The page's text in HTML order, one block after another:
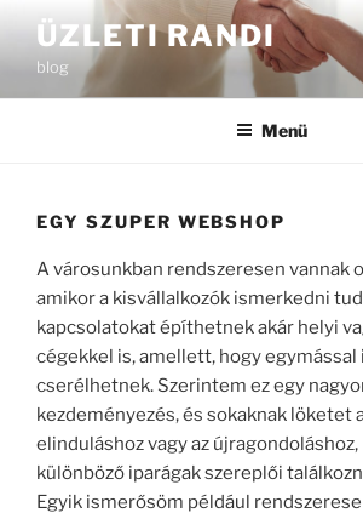
ÜZLETI RANDI
blog
Menü
EGY SZUPER WEBSHOP
A városunkban rendszeresen vannak
amikor a kisvállalkozók ismerkedni
kapcsolatokat építhetnek akár helyi
cégekkel is, amellett, hogy egymással
cserélhetnek. Szerintem ez egy
kezdeményezés, és sokaknak löketet
elinduláshoz vagy az
különböző iparágak szereplői
Egyik ismerősöm például